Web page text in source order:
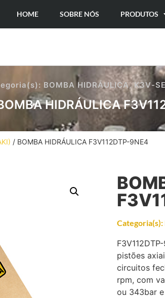
HOME SOBRE NÓS PRODUTOS
BOMBA HIDRÁULICA,K3V-
HIDRÁULICA
/ BOMBA HIDRÁULICA F3V112DTP-9NE4
Categoria(s):
pistões
circuitos
rpm, com
ou 343bar